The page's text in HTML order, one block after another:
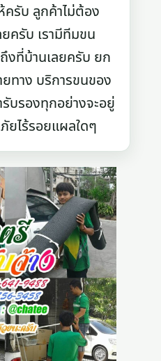
รับ ลูกค้าไม่ต้อง
ครับ เรามีทีมขน
งที่บ้านเลยครับ ยก
ทาง บริการขนของ
รับรองทุกอย่างจะอยู่
ไร้รอยแผลใดๆ